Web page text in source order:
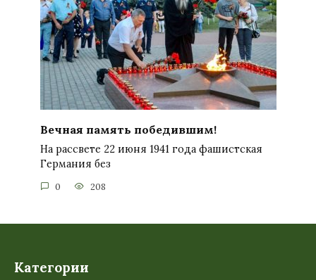
Вечная память победившим!
На рассвете 22 июня 1941 года фашистская
Германия без
0 208
Категории